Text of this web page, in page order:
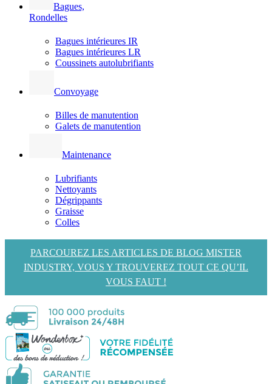
Bagues,
Rondelles
Bagues intérieures IR
Bagues intérieures LR
Coussinets autolubrifiants
Convoyage
Billes de manutention
Galets de manutention
Maintenance
Lubrifiants
Nettoyants
Dégrippants
Graisse
Colles
PARCOUREZ LES ARTICLES DE BLOG MISTER
INDUSTRY, VOUS Y TROUVEREZ TOUT CE QU’IL
VOUS FAUT !